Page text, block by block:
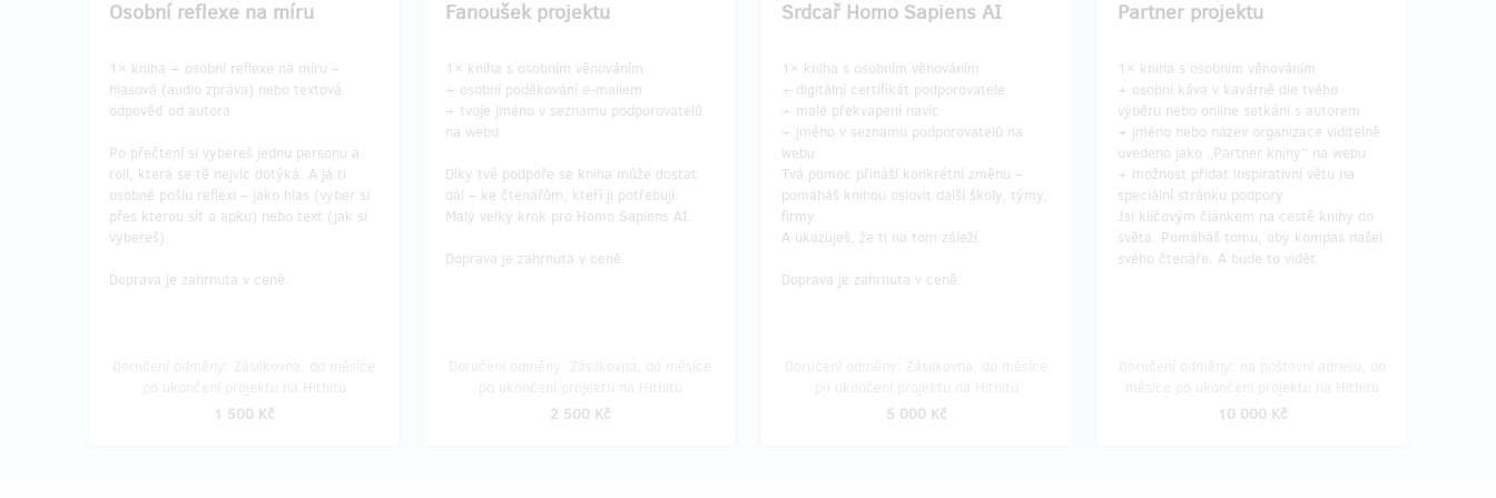
Osobní reflexe na míru
1× kniha + osobní reflexe na míru –
hlasová (audio zpráva) nebo textová
odpověď od autora
Po přečtení si vybereš jednu personu a
roli, která se tě nejvíc dotýká. A já ti
osobně pošlu reflexi – jako hlas (vyber si
přes kterou síť a apku) nebo text (jak si
vybereš).
Doprava je zahrnuta v ceně.
1 500 Kč
Fanoušek projektu
1× kniha s osobním věnováním
+ osobní poděkování e-mailem
+ tvoje jméno v seznamu podporovatelů
na webu
Díky tvé podpoře se kniha může dostat
dál – ke čtenářům, kteří ji potřebují.
Malý velký krok pro Homo Sapiens AI.
Doprava je zahrnuta v ceně.
2 500 Kč
Srdcař Homo Sapiens AI
1× kniha s osobním věnováním
+ digitální certifikát podporovatele
+ malé překvapení navíc
+ jméno v seznamu podporovatelů na
webu
Tvá pomoc přináší konkrétní změnu –
pomáháš knihou oslovit další školy, týmy,
firmy.
A ukazuješ, že ti na tom záleží.
Doprava je zahrnuta v ceně.
5 000 Kč
Partner projektu
1× kniha s osobním věnováním
+ osobní káva v kavárně dle tvého
výběru nebo online setkání s autorem
+ jméno nebo název organizace viditelně
uvedeno jako „Partner knihy“ na webu
+ možnost přidat inspirativní větu na
speciální stránku podpory
Jsi klíčovým článkem na cestě knihy do
světa. Pomáháš tomu, aby kompas našel
svého čtenáře. A bude to vidět.
10 000 Kč